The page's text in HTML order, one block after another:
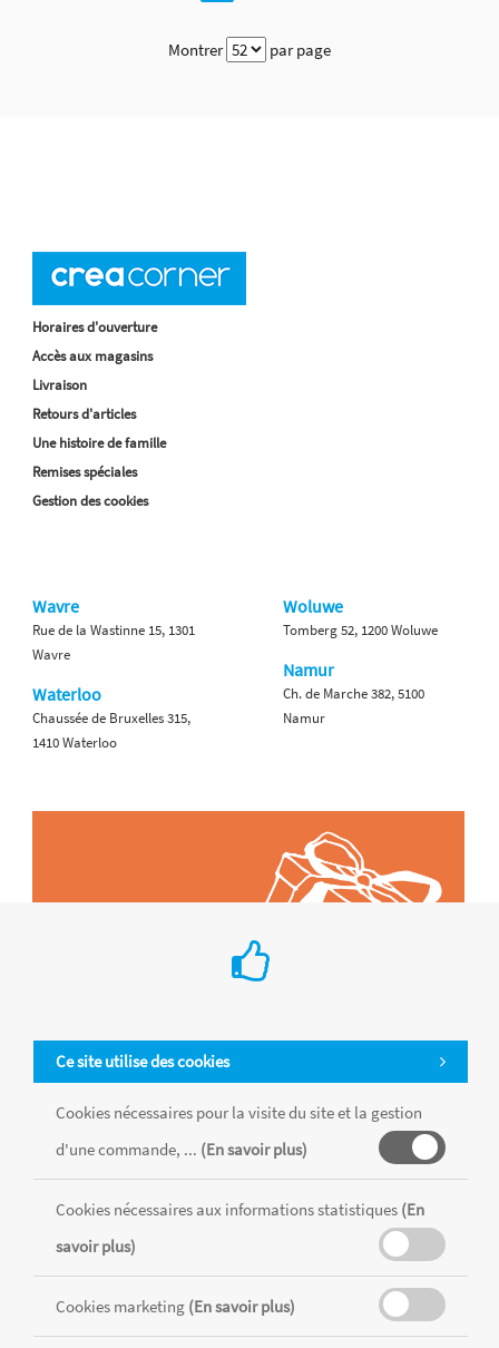
Montrer par page
Ce site utilise des cookies
Cookies nécessaires pour la visite du site et la gestion
d'une commande, ... (En savoir plus)
Cookies nécessaires aux informations statistiques (En
savoir plus)
Cookies marketing (En savoir plus)
Horaires d'ouverture
Accès aux magasins
Livraison
Retours d'articles
Une histoire de famille
Remises spéciales
Gestion des cookies
Wavre
Rue de la Wastinne 15, 1301
Wavre
Waterloo
Chaussée de Bruxelles 315,
1410 Waterloo
Woluwe
Tomberg 52, 1200 Woluwe
Namur
Ch. de Marche 382, 5100
Namur
Tous les produits sont vendus dans la limite des stocks disponibles de
chaque magasin, toutes taxes comprises.
MENTIONS LÉGALES CONDITIONS GÉNÉRALES
RÉALISÉ AVEC MERCATOR